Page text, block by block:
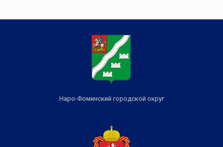
Наро-Фоминский городской округ